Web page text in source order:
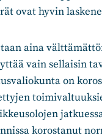
ovat hyvin
aina
vain sellaisin
on
korostanut